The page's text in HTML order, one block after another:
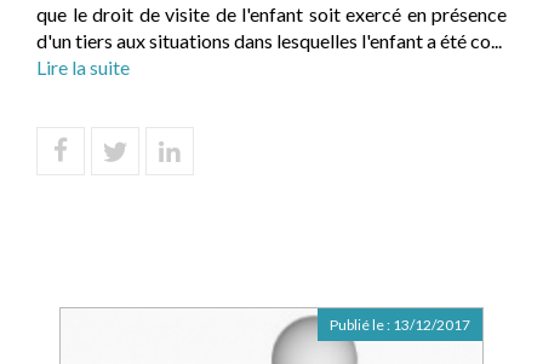
que le droit de visite de l'enfant soit exercé en présence
d'un tiers aux situations dans lesquelles l'enfant a été co...
Lire la suite
Publié le : 13/12/2017